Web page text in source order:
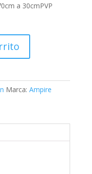
a 30cmPVP
Marca: Ampire